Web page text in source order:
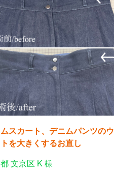
スカート、デニムパンツのウ
を大きくするお直し
文京区 K 様